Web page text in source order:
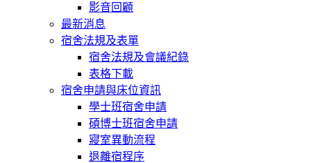
影音回顧
最新消息
宿舍法規及表單
宿舍法規及會議紀錄
表格下載
宿舍申請與床位資訊
學士班宿舍申請
碩博士班宿舍申請
寢室異動流程
退離宿程序